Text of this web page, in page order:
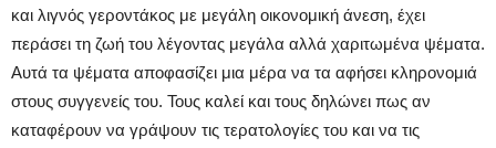
και λιγνός γεροντάκος με μεγάλη οικονομική άνεση, έχει
περάσει τη ζωή του λέγοντας μεγάλα αλλά χαριτωμένα ψέματα.
Αυτά τα ψέματα αποφασίζει μια μέρα να τα αφήσει κληρονομιά
στους συγγενείς του. Τους καλεί και τους δηλώνει πως αν
καταφέρουν να γράψουν τις τερατολογίες του και να τις